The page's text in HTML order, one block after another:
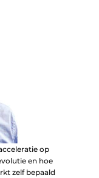
op
en hoe
zelf bepaald